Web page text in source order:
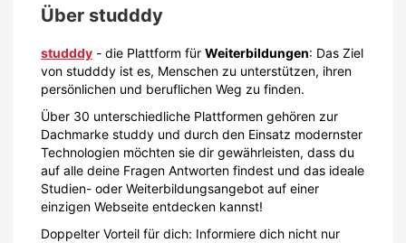
Über studddy
studddy - die Plattform für Weiterbildungen: Das Ziel
von studddy ist es, Menschen zu unterstützen, ihren
persönlichen und beruflichen Weg zu finden.
Über 30 unterschiedliche Plattformen gehören zur
Dachmarke studdy und durch den Einsatz modernster
Technologien möchten sie dir gewährleisten, dass du
auf alle deine Fragen Antworten findest und das ideale
Studien- oder Weiterbildungsangebot auf einer
einzigen Webseite entdecken kannst!
Doppelter Vorteil für dich: Informiere dich nicht nur